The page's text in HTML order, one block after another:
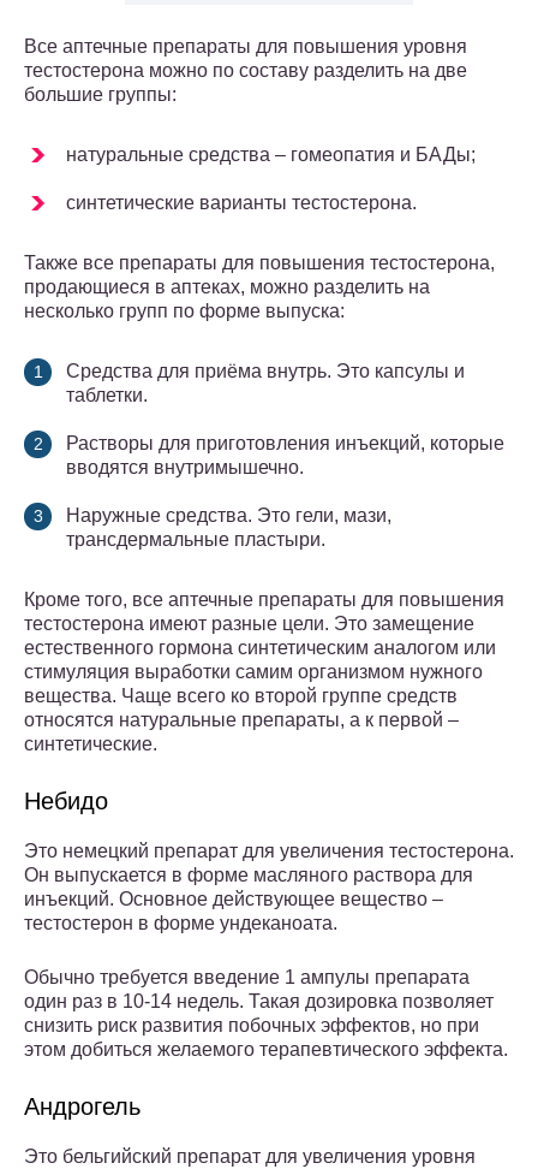
Все аптечные препараты для повышения уровня
тестостерона можно по составу разделить на две
большие группы:
натуральные средства – гомеопатия и БАДы;
синтетические варианты тестостерона.
Также все препараты для повышения тестостерона,
продающиеся в аптеках, можно разделить на
несколько групп по форме выпуска:
Средства для приёма внутрь. Это капсулы и
таблетки.
Растворы для приготовления инъекций, которые
вводятся внутримышечно.
Наружные средства. Это гели, мази,
трансдермальные пластыри.
Кроме того, все аптечные препараты для повышения
тестостерона имеют разные цели. Это замещение
естественного гормона синтетическим аналогом или
стимуляция выработки самим организмом нужного
вещества. Чаще всего ко второй группе средств
относятся натуральные препараты, а к первой –
синтетические.
Небидо
Это немецкий препарат для увеличения тестостерона.
Он выпускается в форме масляного раствора для
инъекций. Основное действующее вещество –
тестостерон в форме ундеканоата.
Обычно требуется введение 1 ампулы препарата
один раз в 10-14 недель. Такая дозировка позволяет
снизить риск развития побочных эффектов, но при
этом добиться желаемого терапевтического эффекта.
Андрогель
Это бельгийский препарат для увеличения уровня